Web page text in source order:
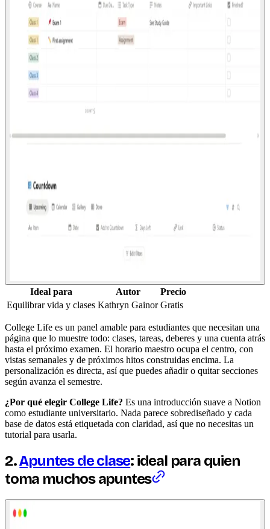
Ideal para Autor
Precio
Equilibrar vida y clases Kathryn Gainor Gratis
College Life es un panel amable para estudiantes que necesitan una
página que lo muestre todo: clases, tareas, deberes y una cuenta atrás
hasta el próximo examen. El horario maestro ocupa el centro, con
vistas semanales y de próximos hitos construidas encima. La
personalización es directa, así que puedes añadir o quitar secciones
según avanza el semestre.
¿Por qué elegir College Life? Es una introducción suave a Notion
como estudiante universitario. Nada parece sobrediseñado y cada
base de datos está etiquetada con claridad, así que no necesitas un
tutorial para usarla.
2.Apuntes de clase: ideal para quien
toma muchos apuntes